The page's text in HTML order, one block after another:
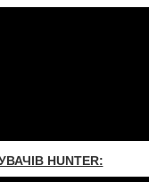
HUNTER: